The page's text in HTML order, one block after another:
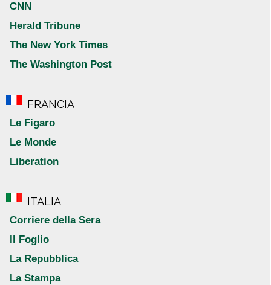
CNN
Herald Tribune
The New York Times
The Washington Post
FRANCIA
Le Figaro
Le Monde
Liberation
ITALIA
Corriere della Sera
Il Foglio
La Repubblica
La Stampa